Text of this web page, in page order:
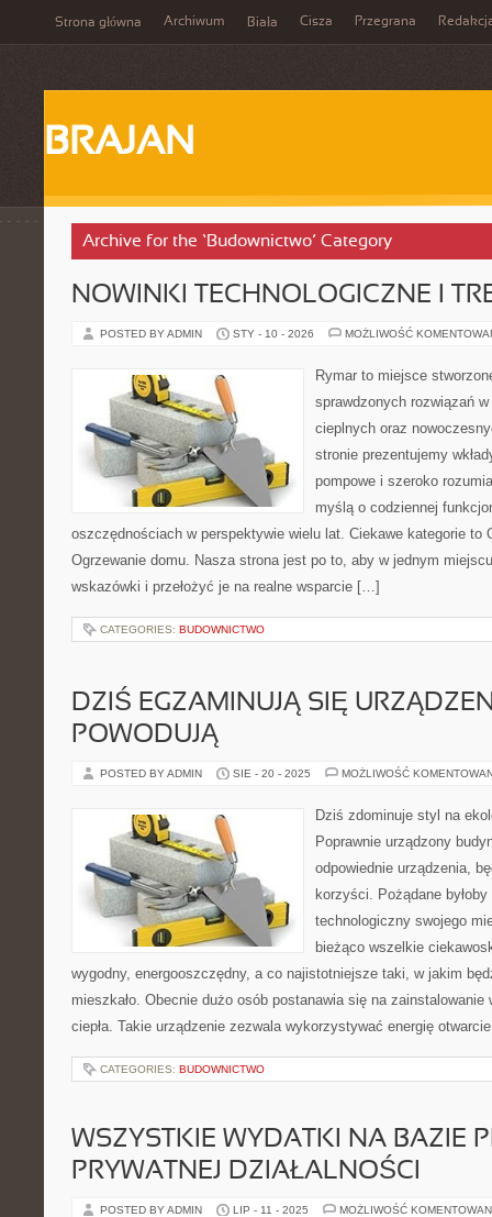
Strona główna Archiwum Biała Cisza Przegrana
BRAJAN
Archive for the ‘Budownictwo’ Category
NOWINKI TECHNOLOGICZNE I
POSTED BY ADMIN STY - 10 - 2026 MOŻLIWOŚĆ
Rymar to miejsce
sprawdzonych rozwiązań
cieplnych oraz
stronie prezentujemy
pompowe i szeroko
myślą o codziennej
oszczędnościach w perspektywie wielu lat. Ciekawe kategorie to
Ogrzewanie domu. Nasza strona jest po to, aby w jednym
wskazówki i przełożyć je na realne wsparcie […]
CATEGORIES: BUDOWNICTWO
DZIŚ EGZAMINUJĄ SIĘ
POWODUJĄ
POSTED BY ADMIN SIE - 20 - 2025 MOŻLIWOŚĆ
Dziś zdominuje styl na
Poprawnie urządzony
odpowiednie urządzenia,
korzyści. Pożądane
technologiczny swojego
bieżąco wszelkie
wygodny, energooszczędny, a co najistotniejsze taki, w jakim
mieszkało. Obecnie dużo osób postanawia się na
ciepła. Takie urządzenie zezwala wykorzystywać energię
CATEGORIES: BUDOWNICTWO
WSZYSTKIE WYDATKI NA BAZIE
PRYWATNEJ DZIAŁALNOŚCI
POSTED BY ADMIN LIP - 11 - 2025 MOŻLIWOŚĆ